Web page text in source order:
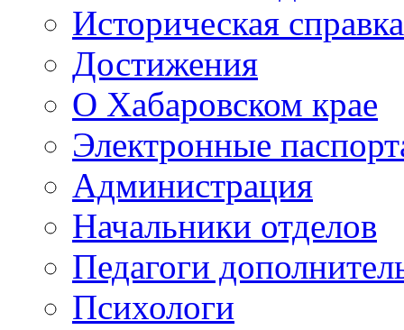
Историческая справка
Достижения
О Хабаровском крае
Электронные
Администрация
Начальники отделов
Педагоги
Психологи